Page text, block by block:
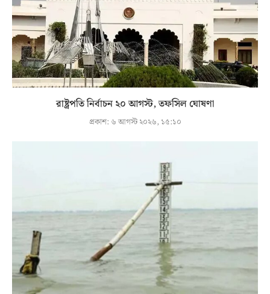
রাষ্ট্রপতি নির্বাচন ২০ আগস্ট, তফসিল ঘোষণা
প্রকাশ: ৬ আগস্ট ২০২৬, ১৫:১০